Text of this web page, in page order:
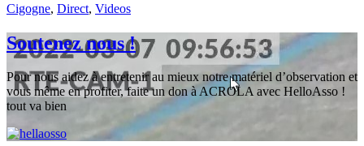
Cigogne, Direct, Videos
Soutenez nous !
Pour nous aidez à entretenir au mieux notre matériel d’observation et
vous même en profiter, faite un don à ACROLA avec HelloAsso !
tout va bien